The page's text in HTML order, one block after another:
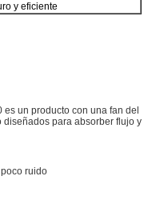
y eficiente
un producto con una fan del
para absorber flujo y
ruido